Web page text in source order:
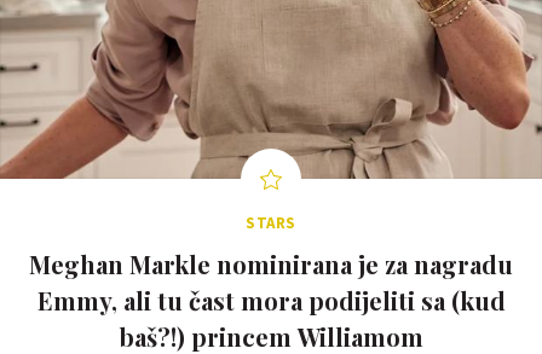
STARS
Meghan Markle nominirana je za nagradu
Emmy, ali tu čast mora podijeliti sa (kud
baš?!) princem Williamom